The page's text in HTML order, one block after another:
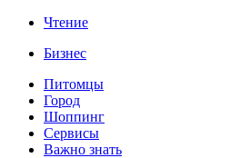
Чтение
Бизнес
Питомцы
Город
Шоппинг
Сервисы
Важно знать